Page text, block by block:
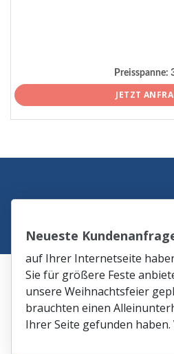
Preisspanne:
JETZT
Neueste
auf Ihrer Internetseite
Sie für größere Feste
unsere Weihnachtsfeier
brauchten einen
Ihrer Seite gefunden haben.